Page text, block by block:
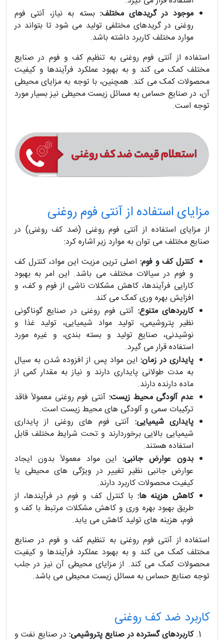
موجود در گریدهای مختلف: بسته به نیاز، آنتی فوم
روغنی در گریدهای مختلفی تولید می شود تا بتواند در
موارد مختلف کاربرد داشته باشد.
استفاده از آنتی فوم روغنی به تنظیم کف و فوم در صنایع
مختلف کمک می کند و به بهبود عملکرد فرآیندها و کیفیت
محصولات کمک می کند. همچنین، با توجه به مزایای محیطی
آن، در صنایع حساس به مسائل زیست محیطی نیز بسیار مورد
توجه است.
مزایای استفاده از آنتی فوم روغنی
از مزایای استفاده از آنتی فوم روغنی (ضد کف روغنی) در
صنایع مختلف می توان به موارد زیر اشاره کرد:
کنترل کف و فوم: اصلی ترین مزیت این مواد، کنترل کف
و فوم در سیالات مختلف می باشد. این امر به بهبود
کارایی فرآیندها، کاهش مشکلات ناشی از فوم و کف، و
افزایش بهره وری کمک می کند.
کاربردهای متنوع: آنتی فوم روغنی در صنایع گوناگونی
نظیر پتروشیمی، تولید مواد شیمیایی، تولید غذا و
نوشیدنی، صنایع تولید و بسته بندی، و غیره مورد
استفاده قرار می گیرد.
پایداری در زمان: این مواد پس از افزوده شدن به سیال
به مدت طولانی پایداری دارند و نیاز به مقدار کمی از
ماده دارنده دارند.
عدم آلودگی محیط زیست: آنتی فوم روغنی معمولاً فاقد
ترکیبات سمی و آلودگی های محیط زیست است.
پایداری شیمیایی: آنتی فوم های روغنی از پایداری
شیمیایی بالایی برخوردارند و تحت شرایط مختلف قابل
استفاده هستند.
بدون عوارض جانبی: این مواد معمولاً بدون ایجاد
عوارض جانبی نظیر تغییر در ویژگی های محیطی یا
کیفیت محصولات کاربرد دارند.
کاهش هزینه ها: با کنترل کف و فوم در فرآیندها، از
طریق بهبود بهره وری و کاهش مشکلات مرتبط با کف و
فوم، هزینه های تولید کاهش می یابد.
استفاده از آنتی فوم روغنی به تنظیم کف و فوم در صنایع
مختلف کمک می کند و به بهبود عملکرد فرآیندها و کیفیت
محصولات کمک می کند. از مزایای محیطی آن نیز در جلب
توجه صنایع حساس به مسائل زیست محیطی می باشد.
کاربرد ضد کف روغنی
کاربردهای گسترده در صنایع پتروشیمی: در صنایع نفت و